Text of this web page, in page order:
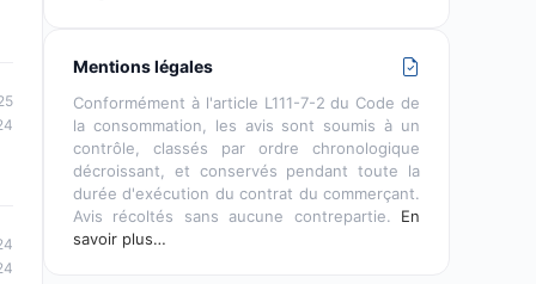
Mentions légales
Conformément à l'article L111-7-2 du Code de
la consommation, les avis sont soumis à un
contrôle, classés par ordre chronologique
décroissant, et conservés pendant toute la
durée d'exécution du contrat du commerçant.
Avis récoltés sans aucune contrepartie. En
savoir plus…